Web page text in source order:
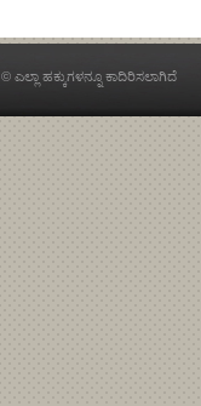
© ಎಲ್ಲಾ ಹಕ್ಕುಗಳನ್ನೂ ಕಾದಿರಿಸಲಾಗಿದೆ